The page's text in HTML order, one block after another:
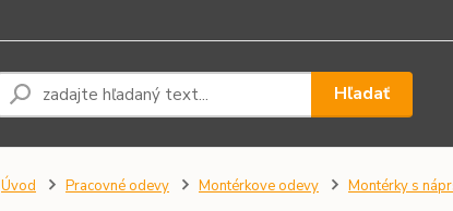
Hľadať
Úvod Pracovné odevy Montérkove odevy Montérky s